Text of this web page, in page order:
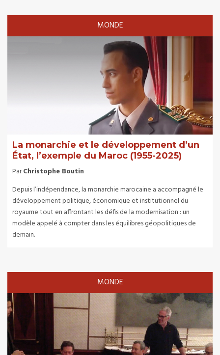
MONDE
La monarchie et le développement d’un
État, l’exemple du Maroc (1955-2025)
ParChristophe Boutin
Depuis l’indépendance, la monarchie marocaine a accompagné le
développement politique, économique et institutionnel du
royaume tout en affrontant les défis de la modernisation : un
modèle appelé à compter dans les équilibres géopolitiques de
demain.
MONDE